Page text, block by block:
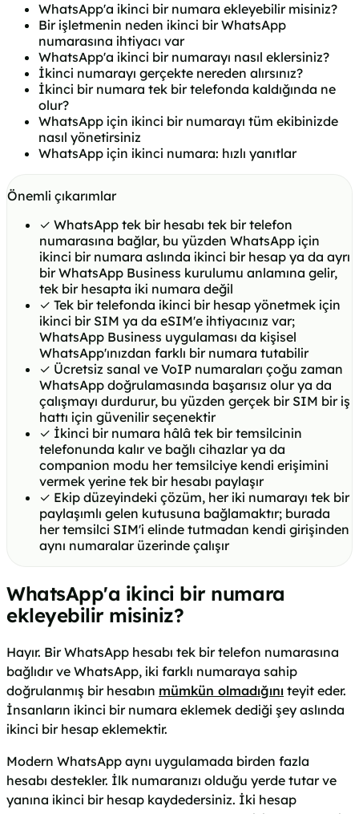
WhatsApp'a ikinci bir numara ekleyebilir misiniz?
Bir işletmenin neden ikinci bir WhatsApp
numarasına ihtiyacı var
WhatsApp'a ikinci bir numarayı nasıl eklersiniz?
İkinci numarayı gerçekte nereden alırsınız?
İkinci bir numara tek bir telefonda kaldığında ne
olur?
WhatsApp için ikinci bir numarayı tüm ekibinizde
nasıl yönetirsiniz
WhatsApp için ikinci numara: hızlı yanıtlar
Önemli çıkarımlar
✓ WhatsApp tek bir hesabı tek bir telefon
numarasına bağlar, bu yüzden WhatsApp için
ikinci bir numara aslında ikinci bir hesap ya da ayrı
bir WhatsApp Business kurulumu anlamına gelir,
tek bir hesapta iki numara değil
✓ Tek bir telefonda ikinci bir hesap yönetmek için
ikinci bir SIM ya da eSIM'e ihtiyacınız var;
WhatsApp Business uygulaması da kişisel
WhatsApp'ınızdan farklı bir numara tutabilir
✓ Ücretsiz sanal ve VoIP numaraları çoğu zaman
WhatsApp doğrulamasında başarısız olur ya da
çalışmayı durdurur, bu yüzden gerçek bir SIM bir iş
hattı için güvenilir seçenektir
✓ İkinci bir numara hâlâ tek bir temsilcinin
telefonunda kalır ve bağlı cihazlar ya da
companion modu her temsilciye kendi erişimini
vermek yerine tek bir hesabı paylaşır
✓ Ekip düzeyindeki çözüm, her iki numarayı tek bir
paylaşımlı gelen kutusuna bağlamaktır; burada
her temsilci SIM'i elinde tutmadan kendi girişinden
aynı numaralar üzerinde çalışır
WhatsApp'a ikinci bir numara
ekleyebilir misiniz?
Hayır. Bir WhatsApp hesabı tek bir telefon numarasına
bağlıdır ve WhatsApp, iki farklı numaraya sahip
doğrulanmış bir hesabın mümkün olmadığını teyit eder.
İnsanların ikinci bir numara eklemek dediği şey aslında
ikinci bir hesap eklemektir.
Modern WhatsApp aynı uygulamada birden fazla
hesabı destekler. İlk numaranızı olduğu yerde tutar ve
yanına ikinci bir hesap kaydedersiniz. İki hesap